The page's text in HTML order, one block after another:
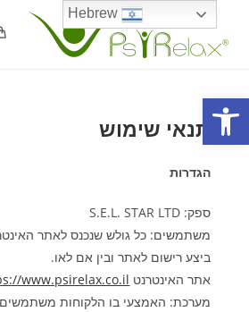
פתח סרגל נגישות
content
תנאי שימוש
הגדרות
ספק: S.E.L. STAR LTD
משתמשים: כל גולש שנכנס לאתר
ביצע רישום לאתר ובין אם לאו.
אתר האינטרנט www.psirelax.co.il
מערכת: האמצעי בו הלקוחות
Hebrew